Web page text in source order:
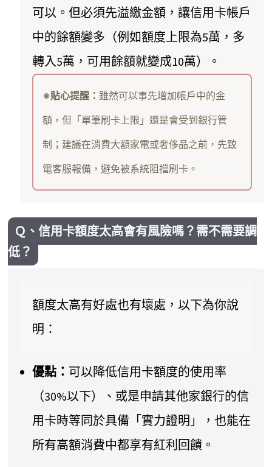
可以。但必須先溢繳金額，讓信用卡帳戶
中的餘額變多（例如額度上限為5萬，多
轉入5萬，可用餘額就變成10萬）。
※貼心提醒： 雖然可以事先增加帳戶中的金
額，但「單筆刷卡上限」還是會受到銀行管
制；建議在消費大額家電或奢侈品之前，先致
電客服報備，避免被系統阻擋刷卡。
Ｑ、信用卡額度太高會有風險嗎？需不需要調
低？
額度太高有好處也有壞處，以下為你說
明：
優點： 可以降低信用卡額度的使用率
（30%以下）、或是申請其他家銀行的信
用卡時等同於具備「實力證明」，也能在
所有高額消費中都享有紅利回饋。